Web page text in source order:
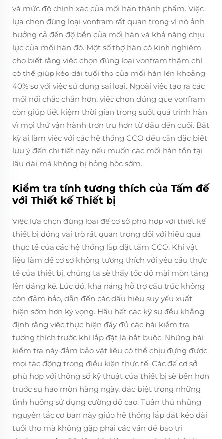
và mức độ chính xác của mối hàn thành phẩm. Việc
lựa chọn đúng loại vonfram rất quan trọng vì nó ảnh
hưởng cả đến độ bền của mối hàn và khả năng chịu
lực của mối hàn đó. Một số thợ hàn có kinh nghiệm
cho biết rằng việc chọn đúng loại vonfram thậm chí
có thể giúp kéo dài tuổi thọ của mối hàn lên khoảng
40% so với việc sử dụng sai loại. Ngoài việc tạo ra các
mối nối chắc chắn hơn, việc chọn đúng que vonfram
còn giúp tiết kiệm thời gian trong suốt quá trình hàn
vì mọi thứ vận hành trơn tru hơn từ đầu đến cuối. Bất
kỳ ai làm việc với các hệ thống CCO đều cần đặc biệt
lưu ý đến chi tiết này nếu muốn các mối hàn tồn tại
lâu dài mà không bị hỏng hóc sớm.
Kiểm tra tính tương thích của Tấm đế
với Thiết kế Thiết bị
Việc lựa chọn đúng loại đế cơ sở phù hợp với thiết kế
thiết bị đóng vai trò rất quan trọng đối với hiệu quả
thực tế của các hệ thống lắp đặt tấm CCO. Khi vật
liệu làm đế cơ sở không tương thích với yêu cầu thực
tế của thiết bị, chúng ta sẽ thấy tốc độ mài mòn tăng
lên đáng kể. Lúc đó, khả năng hỗ trợ cấu trúc không
còn đảm bảo, dẫn đến các dấu hiệu suy yếu xuất
hiện sớm hơn kỳ vọng. Hầu hết các kỹ sư đều khẳng
định rằng việc thực hiện đầy đủ các bài kiểm tra
tương thích trước khi lắp đặt là bắt buộc. Những bài
kiểm tra này đảm bảo vật liệu có thể chịu đựng được
mọi tác động trong điều kiện thực tế. Các đế cơ sở
phù hợp với thông số kỹ thuật của thiết bị sẽ bền hơn
trước sự hao mòn hàng ngày, đặc biệt trong những
tình huống sử dụng cường độ cao. Tuân thủ những
nguyên tắc cơ bản này giúp hệ thống lắp đặt kéo dài
tuổi thọ mà không gặp phải các vấn đề bảo trì